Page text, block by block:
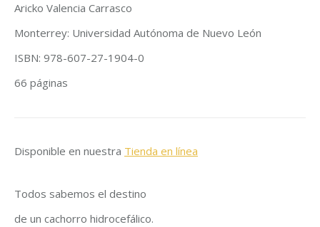
Aricko Valencia Carrasco
Monterrey: Universidad Autónoma de Nuevo León
ISBN: 978-607-27-1904-0
66 páginas
Disponible en nuestra Tienda en línea
Todos sabemos el destino
de un cachorro hidrocefálico.